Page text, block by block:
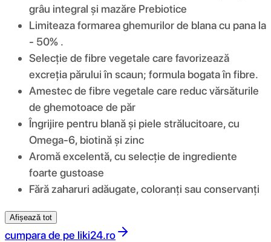
grâu integral și mazăre Prebiotice
Limiteaza formarea ghemurilor de blana cu pana la
- 50% .
Selecție de fibre vegetale care favorizează
excreția părului în scaun; formula bogata în fibre.
Amestec de fibre vegetale care reduc vărsăturile
de ghemotoace de păr
Îngrijire pentru blană și piele strălucitoare, cu
Omega-6, biotină și zinc
Aromă excelentă, cu selecție de ingrediente
foarte gustoase
Fără zaharuri adăugate, coloranți sau conservanți
Afișează tot
cumpara de pe liki24.ro